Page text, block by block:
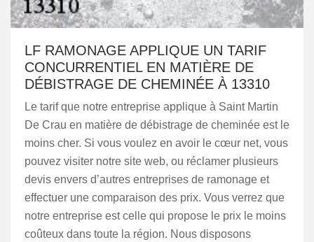
LF RAMONAGE APPLIQUE UN TARIF
CONCURRENTIEL EN MATIÈRE DE
DÉBISTRAGE DE CHEMINÉE À 13310
Le tarif que notre entreprise applique à Saint Martin
De Crau en matière de débistrage de cheminée est le
moins cher. Si vous voulez en avoir le cœur net, vous
pouvez visiter notre site web, ou réclamer plusieurs
devis envers d’autres entreprises de ramonage et
effectuer une comparaison des prix. Vous verrez que
notre entreprise est celle qui propose le prix le moins
coûteux dans toute la région. Nous disposons